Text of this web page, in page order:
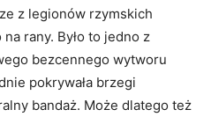
z legionów rzymskich
rany. Było to jedno z
bezcennego wytworu
pokrywała brzegi
bandaż. Może dlatego też